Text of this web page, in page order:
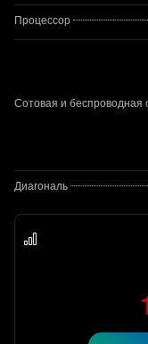
Процессор
Сотовая и беспроводная
Диагональ